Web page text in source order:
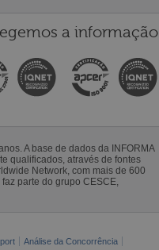
a informação
A base de dados da INFORMA
qualificados, através de fontes
Network, com mais de 600
parte do grupo CESCE,
Análise da Concorrência